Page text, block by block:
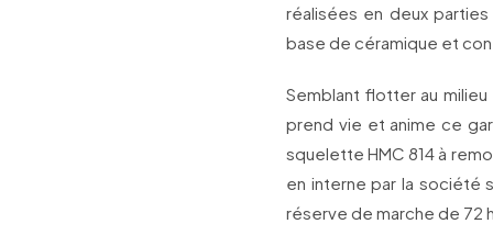
réalisées en deux
base de céramique et
Semblant flotter au
prend vie et anime ce
squelette HMC 814 à
en interne par la société
réserve de marche de 72